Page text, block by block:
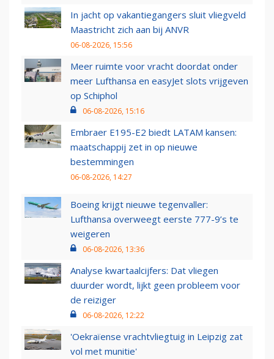
In jacht op vakantiegangers sluit vliegveld
Maastricht zich aan bij ANVR
06-08-2026, 15:56
Meer ruimte voor vracht doordat onder
meer Lufthansa en easyJet slots vrijgeven
op Schiphol
06-08-2026, 15:16
Embraer E195-E2 biedt LATAM kansen:
maatschappij zet in op nieuwe
bestemmingen
06-08-2026, 14:27
Boeing krijgt nieuwe tegenvaller:
Lufthansa overweegt eerste 777-9’s te
weigeren
06-08-2026, 13:36
Analyse kwartaalcijfers: Dat vliegen
duurder wordt, lijkt geen probleem voor
de reiziger
06-08-2026, 12:22
'Oekraïense vrachtvliegtuig in Leipzig zat
vol met munitie'